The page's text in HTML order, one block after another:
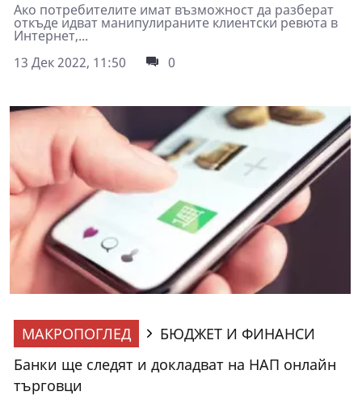
Ако потребителите имат възможност да разберат
откъде идват манипулираните клиентски ревюта в
Интернет,...
13 Дек 2022, 11:50
0
МАКРОПОГЛЕД
БЮДЖЕТ И ФИНАНСИ
Банки ще следят и докладват на НАП онлайн
търговци